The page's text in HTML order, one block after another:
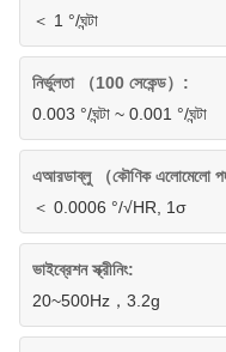
＜ 1 °/ঘন্টা
নির্ভুলতা （100 সেকেন্ড）:
0.003 °/ঘন্টা ~ 0.001 °/ঘন্টা
এআরডাব্লু （কৌণিক এলোমেলো
＜ 0.0006 °/√HR, 1σ
ভাইব্রেশন স্ক্রীনিং:
20~500Hz，3.2g